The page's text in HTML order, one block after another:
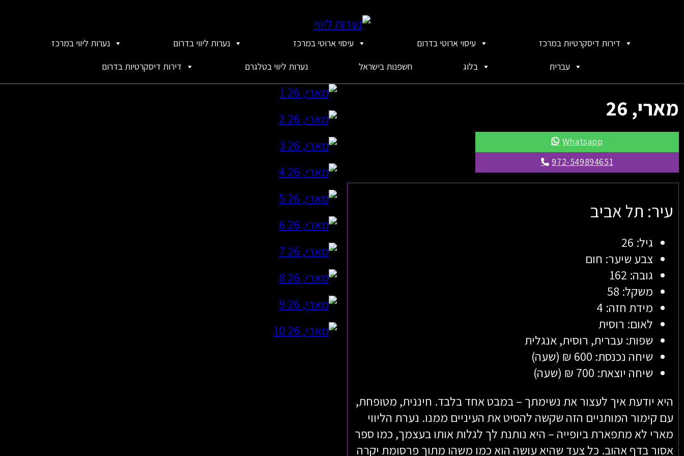
נערות ליווי במרכז נערות ליווי בדרום עיסוי ארוטי במרכז עיסוי ארוטי בדרום
דירות דיסקרטיות במרכז
דירות דיסקרטיות בדרום
נערות ליווי בטלגרם חשפנות בישראל בלוג עברית
מארי, 26
Whatsapp
972-549894651
עיר: תל אביב
גיל: 26
צבע שיער: חום
גובה: 162
משקל: 58
מידת חזה: 4
לאום: רוסית
שפות: עברית, רוסית, אנגלית
שיחה נכנסת: 600 ₪ (שעה)
שיחה יוצאת: 700 ₪ (שעה)
היא יודעת איך לעצור את נשימתך – במבט אחד בלבד. חיננית, מטופחת,
עם קימור המותניים הזה שקשה להסיט את העיניים ממנו. נערת הליווי
מארי לא מתפארת ביופייה – היא נותנת לך לגלות אותו בעצמך, כמו ספר
אסור בדף אהוב. כל צעד שהיא עושה הוא כמו משהו מתוך פרסומת יקרה